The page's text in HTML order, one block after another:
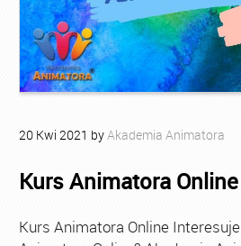
20 Kwi 2021 byAkademia Animatora
Kurs Animatora Online
Kurs Animatora Online